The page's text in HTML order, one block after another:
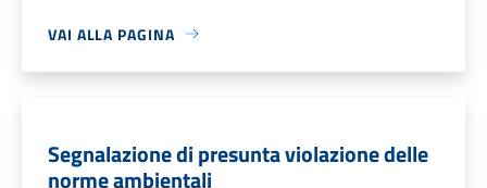
VAI ALLA PAGINA
Segnalazione di presunta violazione delle
norme ambientali